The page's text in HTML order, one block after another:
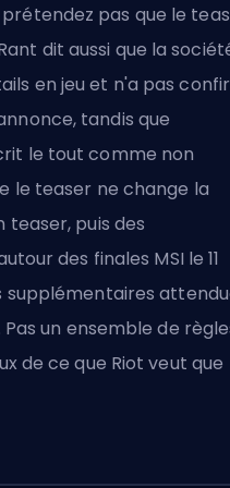
pas que le
dit aussi que la
en jeu et n'a pas
tandis que
le tout comme non
le teaser ne change la
teaser, puis des
des finales MSI le 11
supplémentaires
Pas un ensemble de
de ce que Riot veut que